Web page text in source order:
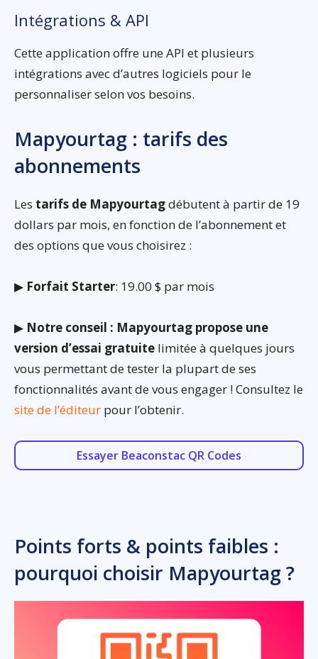
Intégrations & API
Cette application offre une API et plusieurs
intégrations avec d’autres logiciels pour le
personnaliser selon vos besoins.
Mapyourtag : tarifs des
abonnements
Les tarifs de Mapyourtagdébutent à partir de 19
dollars par mois, en fonction de l’abonnement et
des options que vous choisirez :
▶ Forfait Starter: 19.00 $ par mois
▶ Notre conseil : Mapyourtag propose une
version d’essai gratuite limitée à quelques jours
vous permettant de tester la plupart de ses
fonctionnalités avant de vous engager ! Consultez le
site de l’éditeur pour l’obtenir.
Essayer Beaconstac QR Codes
Points forts & points faibles :
pourquoi choisir Mapyourtag ?